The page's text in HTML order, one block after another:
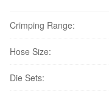
Crimping Range:
Hose Size:
Die Sets: